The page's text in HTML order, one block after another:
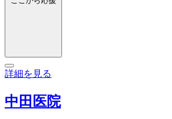
詳細を見る
中田医院